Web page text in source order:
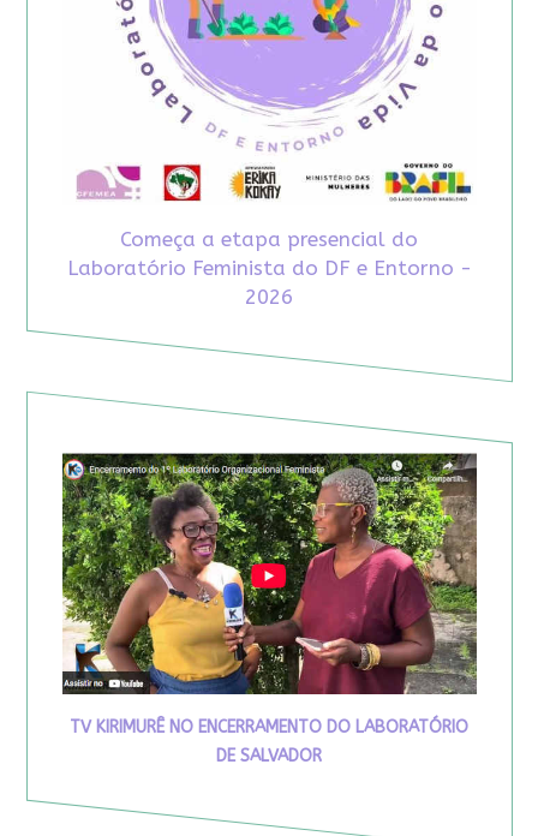
Começa a etapa presencial do
Laboratório Feminista do DF e Entorno -
2026
TV KIRIMURÊ NO ENCERRAMENTO DO LABORATÓRIO
DE SALVADOR